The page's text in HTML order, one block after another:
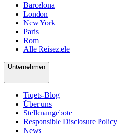
Barcelona
London
New York
Paris
Rom
Alle Reiseziele
Unternehmen
Tiqets-Blog
Über uns
Stellenangebote
Responsible Disclosure Policy
News